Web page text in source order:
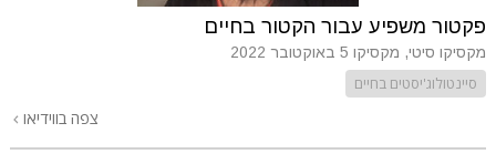
פקטור משפיע עבור הקטור בחיים
מקסיקו סיטי, מקסיקו 5 באוקטובר 2022
סיינטולוג'יסטים בחיים
צפה בווידיאו